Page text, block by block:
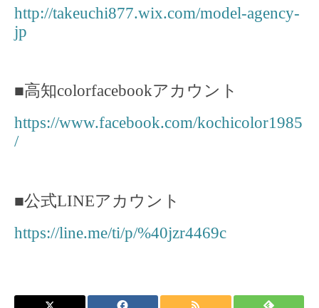
http://takeuchi877.wix.com/model-agency-
jp
■高知colorfacebookアカウント
https://www.facebook.com/kochicolor1985
/
■公式LINEアカウント
https://line.me/ti/p/%40jzr4469c